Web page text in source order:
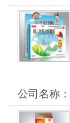
公司名称：